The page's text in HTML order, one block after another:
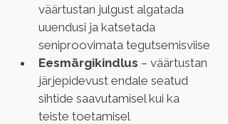
väärtustan julgust algatada
uuendusi ja katsetada
seniproovimata tegutsemisviise
Eesmärgikindlus – väärtustan
järjepidevust endale seatud
sihtide saavutamisel kui ka
teiste toetamisel